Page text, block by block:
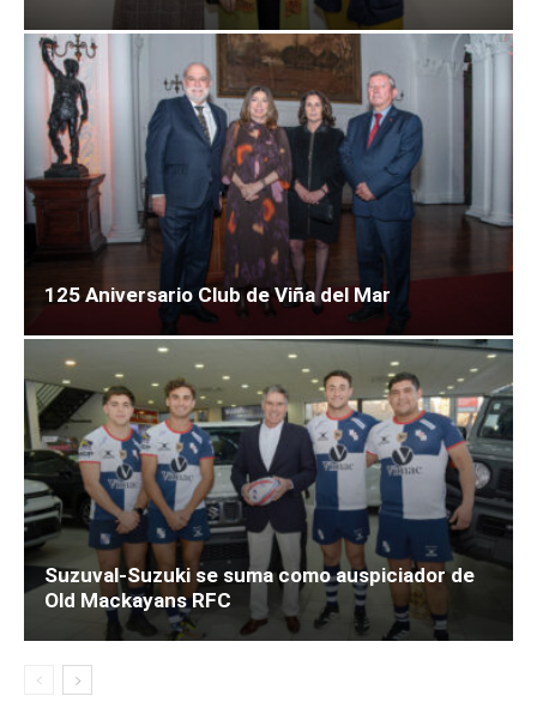
125 Aniversario Club de Viña del Mar
Suzuval-Suzuki se suma como auspiciador de
Old Mackayans RFC